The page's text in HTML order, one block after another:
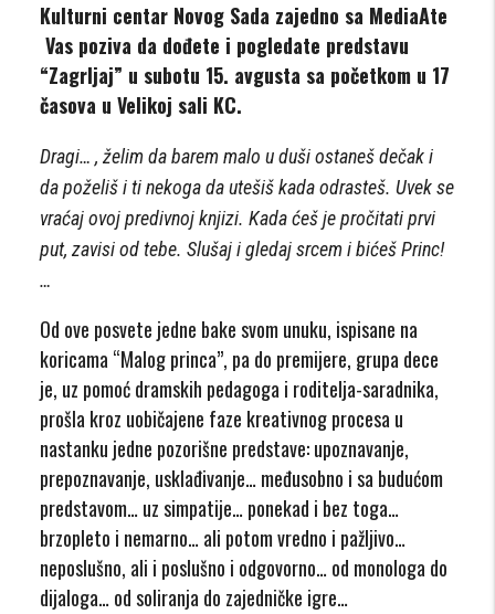
Kulturni centar Novog Sada zajedno sa MediaAte
Vas poziva da dođete i pogledate predstavu
“Zagrljaj” u subotu 15. avgusta sa početkom u 17
časova u Velikoj sali KC.
Dragi… , želim da barem malo u duši ostaneš dečak i
da poželiš i ti nekoga da utešiš kada odrasteš. Uvek se
vraćaj ovoj predivnoj knjizi. Kada ćeš je pročitati prvi
put, zavisi od tebe. Slušaj i gledaj srcem i bićeš Princ!
…
Od ove posvete jedne bake svom unuku, ispisane na
koricama “Malog princa”, pa do premijere, grupa dece
je, uz pomoć dramskih pedagoga i roditelja-saradnika,
prošla kroz uobičajene faze kreativnog procesa u
nastanku jedne pozorišne predstave: upoznavanje,
prepoznavanje, usklađivanje… međusobno i sa budućom
predstavom… uz simpatije… ponekad i bez toga…
brzopleto i nemarno… ali potom vredno i pažljivo…
neposlušno, ali i poslušno i odgovorno… od monologa do
dijaloga… od soliranja do zajedničke igre…